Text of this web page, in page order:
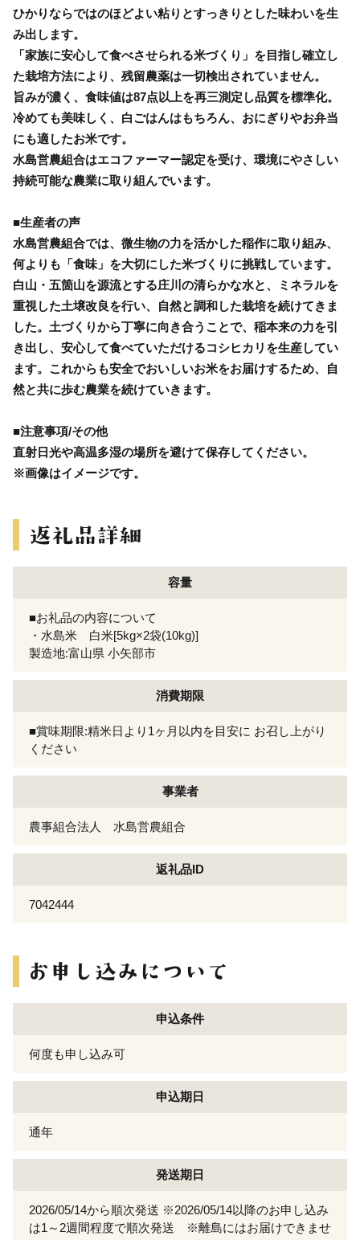
ひかりならではのほどよい粘りとすっきりとした味わいを生
み出します。
「家族に安心して食べさせられる米づくり」を目指し確立し
た栽培方法により、残留農薬は一切検出されていません。
旨みが濃く、食味値は87点以上を再三測定し品質を標準化。
冷めても美味しく、白ごはんはもちろん、おにぎりやお弁当
にも適したお米です。
水島営農組合はエコファーマー認定を受け、環境にやさしい
持続可能な農業に取り組んでいます。
■生産者の声
水島営農組合では、微生物の力を活かした稲作に取り組み、
何よりも「食味」を大切にした米づくりに挑戦しています。
白山・五箇山を源流とする庄川の清らかな水と、ミネラルを
重視した土壌改良を行い、自然と調和した栽培を続けてきま
した。土づくりから丁寧に向き合うことで、稲本来の力を引
き出し、安心して食べていただけるコシヒカリを生産してい
ます。これからも安全でおいしいお米をお届けするため、自
然と共に歩む農業を続けていきます。
■注意事項/その他
直射日光や高温多湿の場所を避けて保存してください。
※画像はイメージです。
容量
■お礼品の内容について
・水島米 白米[5kg×2袋(10kg)]
製造地:富山県 小矢部市
消費期限
■賞味期限:精米日より1ヶ月以内を目安に お召し上がり
ください
事業者
農事組合法人 水島営農組合
返礼品ID
7042444
申込条件
何度も申し込み可
申込期日
通年
発送期日
2026/05/14から順次発送 ※2026/05/14以降のお申し込み
は1～2週間程度で順次発送 ※離島にはお届けできませ